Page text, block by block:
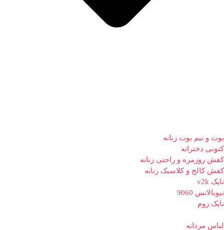
بوت و نیم بوت زنانه
کتونی دخترانه
کفش روزمره و راحتی زنانه
کفش کالج و کلاسیک زنانه
نایک v2k
نیوبالانس 9060
نایک زوم
لباس مردانه